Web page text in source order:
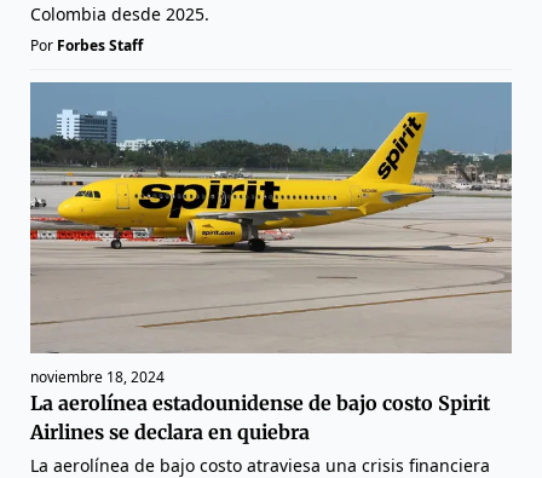
Colombia desde 2025.
Por Forbes Staff
noviembre 18, 2024
La aerolínea estadounidense de bajo costo Spirit
Airlines se declara en quiebra
La aerolínea de bajo costo atraviesa una crisis financiera